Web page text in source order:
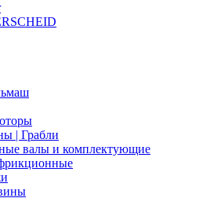
| Грабли
валы и комплектующие